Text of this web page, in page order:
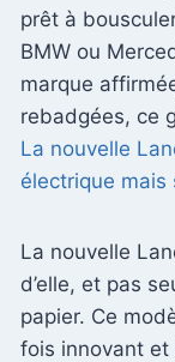
prêt à
BMW ou
marque
rebadgées, ce
La nouvelle
électrique mais
La nouvelle
d’elle, et pas
papier. Ce
fois innovant